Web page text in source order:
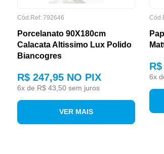
Cód.Ref: 792646
Porcelanato 90X180cm
Calacata Altissimo Lux Polido
Biancogres
R$ 247,95 NO PIX
6x de R$ 43,50 sem juros
VER MAIS
6x